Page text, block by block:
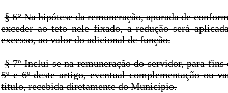
§ 6° Na hipótese da remuneração, apurada de
exceder ao teto nele fixado, a redução será
excesso, ao valor do adicional de função.
§ 7º Inclui-se na remuneração do servidor, para fins
5º e 6º deste artigo, eventual complementação ou
título, recebida diretamente do Município.